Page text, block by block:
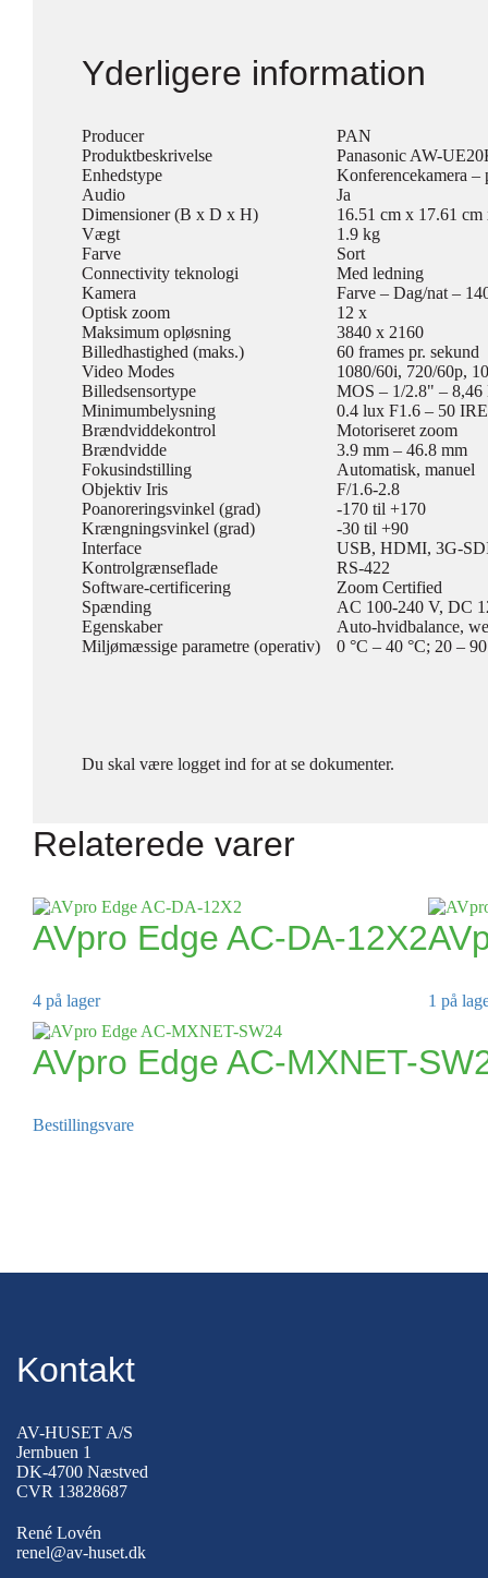
Yderligere information
Producer
PAN
Produktbeskrivelse
Panasonic AW-
Enhedstype
Konferencekamera –
Audio
Ja
Dimensioner (B x D x H)
16.51 cm x 17.61 cm
Vægt
1.9 kg
Farve
Sort
Connectivity teknologi
Med ledning
Kamera
Farve – Dag/nat –
Optisk zoom
12 x
Maksimum opløsning
3840 x 2160
Billedhastighed (maks.)
60 frames pr. sekund
Video Modes
1080/60i, 720/60p,
Billedsensortype
MOS – 1/2.8" – 8,46
Minimumbelysning
0.4 lux F1.6 – 50
Brændviddekontrol
Motoriseret zoom
Brændvidde
3.9 mm – 46.8 mm
Fokusindstilling
Automatisk, manuel
Objektiv Iris
F/1.6-2.8
Poanoreringsvinkel (grad)
-170 til +170
Krængningsvinkel (grad)
-30 til +90
Interface
USB, HDMI, 3G-
Kontrolgrænseflade
RS-422
Software-certificering
Zoom Certified
Spænding
AC 100-240 V, DC
Egenskaber
Auto-hvidbalance,
Miljømæssige parametre (operativ)
0 °C – 40 °C; 20 –
Du skal være logget ind for at se dokumenter.
Relaterede varer
AVpro Edge AC-DA-12X2
4 på lager 1 på
AVpro Edge AC-MXNET-
Bestillingsvare
Kontakt
AV-HUSET A/S
Jernbuen 1
DK-4700 Næstved
CVR 13828687
René Lovén
renel@av-huset.dk